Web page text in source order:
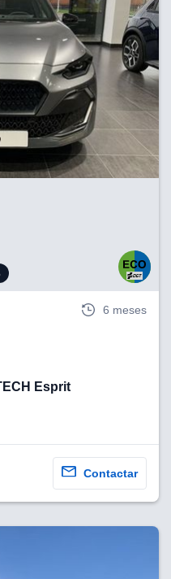
6 meses
Esprit
Contactar